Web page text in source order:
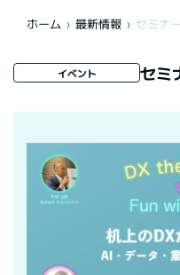
ホーム 最新情報 セミナ
イベント セミ